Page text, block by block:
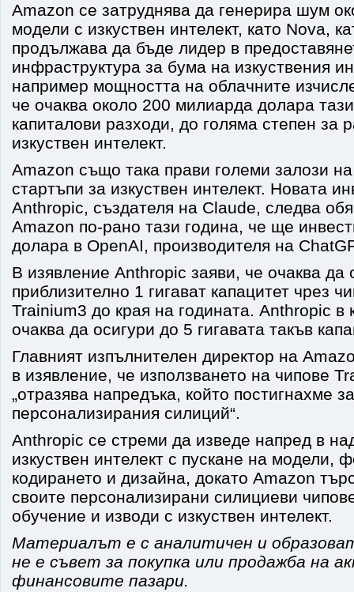
Amazon се затруднява да генерира шум
модели с изкуствен интелект, като Nova,
продължава да бъде лидер в
инфраструктура за бума на изкуствения
например мощността на облачните
че очаква около 200 милиарда долара
капиталови разходи, до голяма степен за
изкуствен интелект.
Amazon също така прави големи залози
стартъпи за изкуствен интелект. Новата
Anthropic, създателя на Claude, следва
Amazon по-рано тази година, че ще
долара в OpenAI, производителя на
В изявление Anthropic заяви, че очаква да
приблизително 1 гигават капацитет чрез
Trainium3 до края на годината. Anthropic в
очаква да осигури до 5 гигавата такъв
Главният изпълнителен директор на
в изявление, че използването на чипове
„отразява напредъка, който постигнахме
персонализирания силиций“.
Anthropic се стреми да изведе напред в
изкуствен интелект с пускане на модели,
кодирането и дизайна, докато Amazon
своите персонализирани силициеви
обучение и изводи с изкуствен интелект.
Материалът е с аналитичен и
не е съвет за покупка или продажба на
финансовите пазари.